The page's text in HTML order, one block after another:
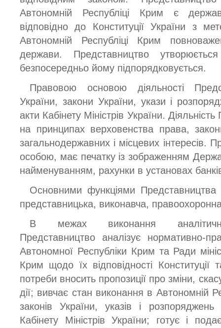
Автономній Республіці Крим є
відповідно до Конституції України з
Автономній Республіці Крим
держави. Представництво
безпосередньо йому підпорядковується.
Правовою основою діяльності
України, закони України, укази і
акти Кабінету Міністрів України.
на принципах верховенства права,
загальнодержавних і місцевих інтересів.
особою, має печатку із зображенням
найменуванням, рахунки в установах
Основними функціями Представництва
представницька, виконавча,
В межах виконання аналітично-
Представництво аналізує нормативно-
Автономної Республіки Крим та Ради
Крим щодо їх відповідності Конституції
потреби вносить пропозиції про зміни,
дії; вивчає стан виконання в Автономній
законів України, указів і
Кабінету Міністрів України; готує і